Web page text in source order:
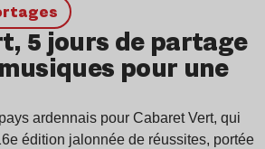
5 jours de partage
pour une
ardennais pour Cabaret Vert, qui
édition jalonnée de réussites, portée